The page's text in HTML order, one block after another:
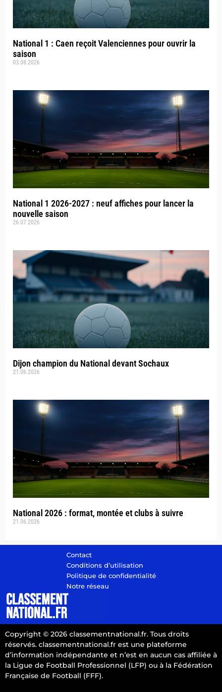
National 1 : Caen reçoit Valenciennes pour ouvrir la
saison
03.08.2026
National 1 2026-2027 : neuf affiches pour lancer la
nouvelle saison
26.07.2026
Dijon champion du National devant Sochaux
21.06.2026
National 2026 : format, montée et clubs à suivre
21.06.2026
Contact
Conditions d’utilisation
Politique de confidentialité
Notre réseau
Copyright © 2026 classementnational.fr. Tous droits
réservés. classementnational.fr est une plateforme
d’information indépendante et n’est en aucun cas affiliée à
la Ligue de Football Professionnel (LFP) ou à la Fédération
Française de Football (FFF).